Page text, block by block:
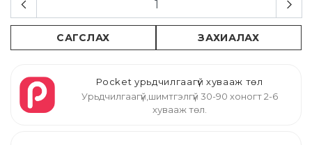
САГСЛАХ ЗАХИАЛАХ
Pocket урьдчилгаагүй хувааж төл
Урьдчилгаагүй,шимтгэлгүй 30-90 хоногт 2-6
хувааж төл.